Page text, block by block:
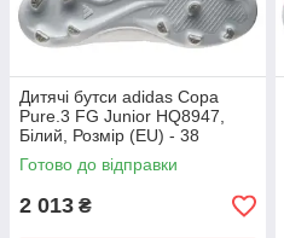
Дитячі бутси adidas Copa
Pure.3 FG Junior HQ8947,
Білий, Розмір (EU) - 38
Готово до відправки
2 013 ₴